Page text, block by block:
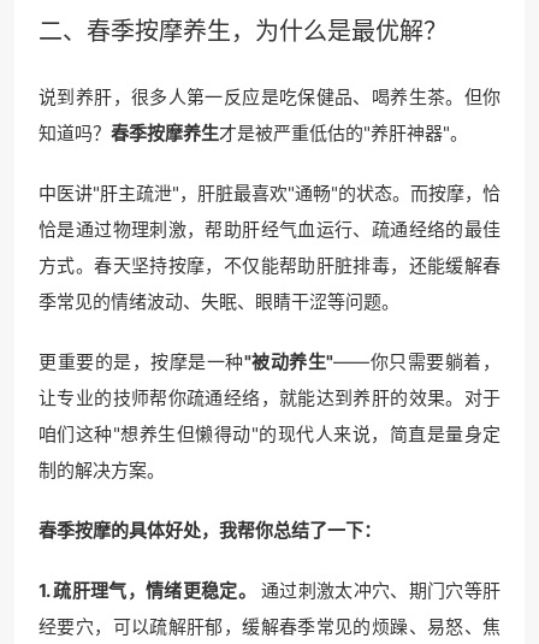
二、 春季按摩养生，为什么是最优解？
说到养肝，很多人第一反应是吃保健品、喝养生茶。但你
知道吗？ 春季按摩养生才是被严重低估的"养肝神器"。
中医讲"肝主疏泄"，肝脏最喜欢"通畅"的状态。而按摩，恰
恰是通过物理刺激，帮助肝经气血运行、疏通经络的最佳
方式。春天坚持按摩，不仅能帮助肝脏排毒，还能缓解春
季常见的情绪波动、失眠、眼睛干涩等问题。
更重要的是，按摩是一种"被动养生"——你只需要躺着，
让专业的技师帮你疏通经络，就能达到养肝的效果。对于
咱们这种"想养生但懒得动"的现代人来说，简直是量身定
制的解决方案。
春季按摩的具体好处，我帮你总结了一下：
1. 疏肝理气，情绪更稳定。
通过刺激太冲穴、期门穴等肝
经要穴，可以疏解肝郁，缓解春季常见的烦躁、易怒、焦